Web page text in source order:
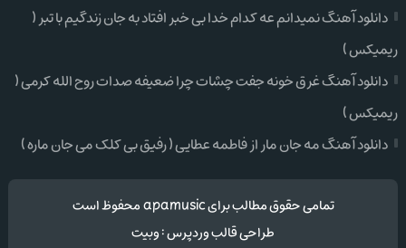
دانلود آهنگ نمیدانم عه کدام خدا بی خبر افتاد به جان زندگیم با تبر (
ریمیکس )
دانلود آهنگ غرق خونه جفت چشات چرا ضعیفه صدات روح الله کرمی (
ریمیکس )
دانلود آهنگ مه جان مار از فاطمه عطایی ( رفیق بی کلک می جان ماره )
تمامی حقوق مطالب برای apamusic محفوظ است
طراحی قالب وردپرس:وبیت